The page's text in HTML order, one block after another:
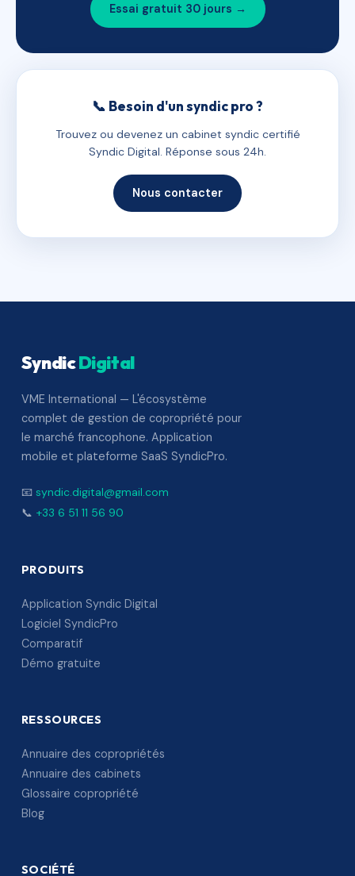
Essai gratuit 30 jours →
📞 Besoin d'un syndic pro ?
Trouvez ou devenez un cabinet syndic certifié
Syndic Digital. Réponse sous 24h.
Nous contacter
SyndicDigital
VME International — L'écosystème
complet de gestion de copropriété pour
le marché francophone. Application
mobile et plateforme SaaS SyndicPro.
📧 syndic.digital@gmail.com
📞 +33 6 51 11 56 90
PRODUITS
Application Syndic Digital
Logiciel SyndicPro
Comparatif
Démo gratuite
RESSOURCES
Annuaire des copropriétés
Annuaire des cabinets
Glossaire copropriété
Blog
SOCIÉTÉ